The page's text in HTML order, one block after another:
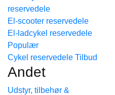
reservedele
El-scooter reservedele
El-ladcykel reservedele
Cykel reservedele
Andet
Udstyr, tilbehør &